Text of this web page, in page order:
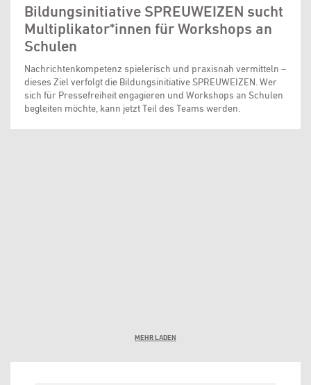
Bildungsinitiative SPREUWEIZEN sucht
Multiplikator*innen für Workshops an
Schulen
Nachrichtenkompetenz spielerisch und praxisnah vermitteln –
dieses Ziel verfolgt die Bildungsinitiative SPREUWEIZEN. Wer
sich für Pressefreiheit engagieren und Workshops an Schulen
begleiten möchte, kann jetzt Teil des Teams werden.
MEHR LADEN